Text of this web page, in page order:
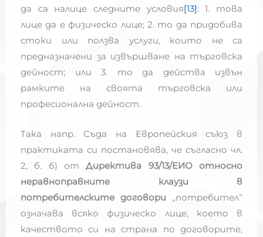
да са налице следните условия[13]: 1. това
лице да е физическо лице; 2. то да придобива
стоки или ползва услуги, които не са
предназначени за извършване на търговска
дейност; или 3. то да действа извън
рамките на своята търговска или
професионална дейност.
Така напр. Съда на Европейския съюз в
практиката си постановява, че съгласно чл.
2, б. б) отДиректива 93/13/ЕИО относно
неравноправните клаузи в
потребителските договори „потребител“
означава всяко физическо лице, което в
качеството си на страна по договорите,